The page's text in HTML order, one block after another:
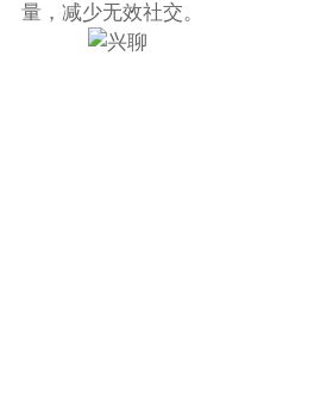
量，减少无效社交。